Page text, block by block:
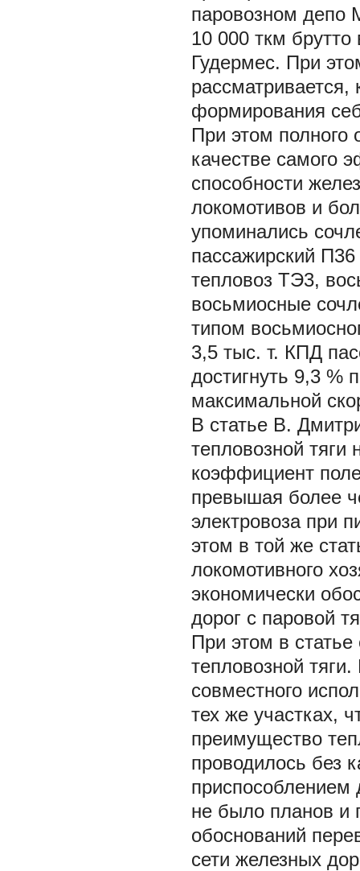
паровозном депо
10 000 ткм
Гудермес. При
рассматривается,
формирования
При этом полного
качестве самого
способности
локомотивов и
упоминались
пассажирский
тепловоз ТЭ3,
восьмиосные
типом
3,5 тыс. т. КПД
достигнуть 9,3 %
максимальной
В статье В.
тепловозной
коэффициент
превышая более
электровоза при
этом в той же
локомотивного
экономически
дорог с паровой
При этом в
тепловозной
совместного
тех же участках,
преимущество
проводилось без
приспособлением
не было планов и
обоснований
сети железных